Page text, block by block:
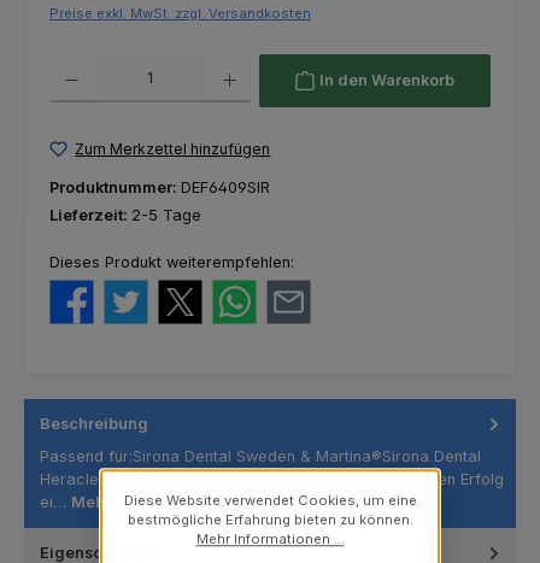
Preise exkl. MwSt. zzgl. Versandkosten
In den Warenkorb
Zum Merkzettel hinzufügen
Produktnummer: DEF6409SIR
Lieferzeit: 2-5 Tage
Dieses Produkt weiterempfehlen:
Beschreibung
Passend für:Sirona Dental Sweden & Martina®Sirona Dental
Heracle DEF®Gute und ausreichende Kühlung ist für den Erfolg
ei… Mehr
Eigenschaften
Diese Website verwendet Cookies, um eine
bestmögliche Erfahrung bieten zu können.
Mehr Informationen ...